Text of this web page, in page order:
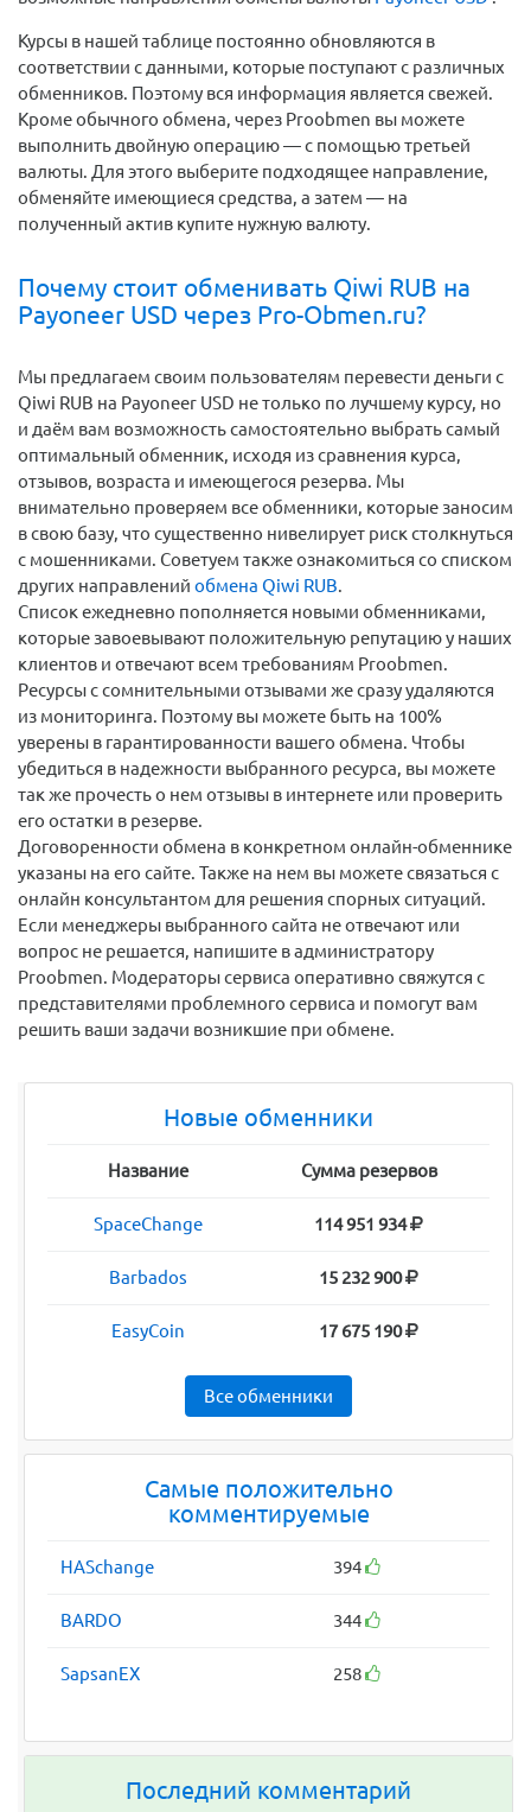
Курсы в нашей таблице постоянно обновляются в
соответствии с данными, которые поступают с различных
обменников. Поэтому вся информация является свежей.
Кроме обычного обмена, через Proobmen вы можете
выполнить двойную операцию — с помощью третьей
валюты. Для этого выберите подходящее направление,
обменяйте имеющиеся средства, а затем — на
полученный актив купите нужную валюту.
Почему стоит обменивать Qiwi RUB на
Payoneer USD через Pro-Obmen.ru?
Мы предлагаем своим пользователям перевести деньги c
Qiwi RUB на Payoneer USD не только по лучшему курсу, но
и даём вам возможность самостоятельно выбрать самый
оптимальный обменник, исходя из сравнения курса,
отзывов, возраста и имеющегося резерва. Мы
внимательно проверяем все обменники, которые заносим
в свою базу, что существенно нивелирует риск столкнуться
с мошенниками. Советуем также ознакомиться со списком
других направлений обмена Qiwi RUB.
Список ежедневно пополняется новыми обменниками,
которые завоевывают положительную репутацию у наших
клиентов и отвечают всем требованиям Proobmen.
Ресурсы с сомнительными отзывами же сразу удаляются
из мониторинга. Поэтому вы можете быть на 100%
уверены в гарантированности вашего обмена. Чтобы
убедиться в надежности выбранного ресурса, вы можете
так же прочесть о нем отзывы в интернете или проверить
его остатки в резерве.
Договоренности обмена в конкретном онлайн-обменнике
указаны на его сайте. Также на нем вы можете связаться с
онлайн консультантом для решения спорных ситуаций.
Если менеджеры выбранного сайта не отвечают или
вопрос не решается, напишите в администратору
Proobmen. Модераторы сервиса оперативно свяжутся с
представителями проблемного сервиса и помогут вам
решить ваши задачи возникшие при обмене.
Новые обменники
Название Сумма резервов
SpaceChange 114 951 934
Barbados 15 232 900
EasyCoin 17 675 190
Все обменники
Самые положительно
комментируемые
HASchange 394
BARDO 344
SapsanEX 258
Последний комментарий